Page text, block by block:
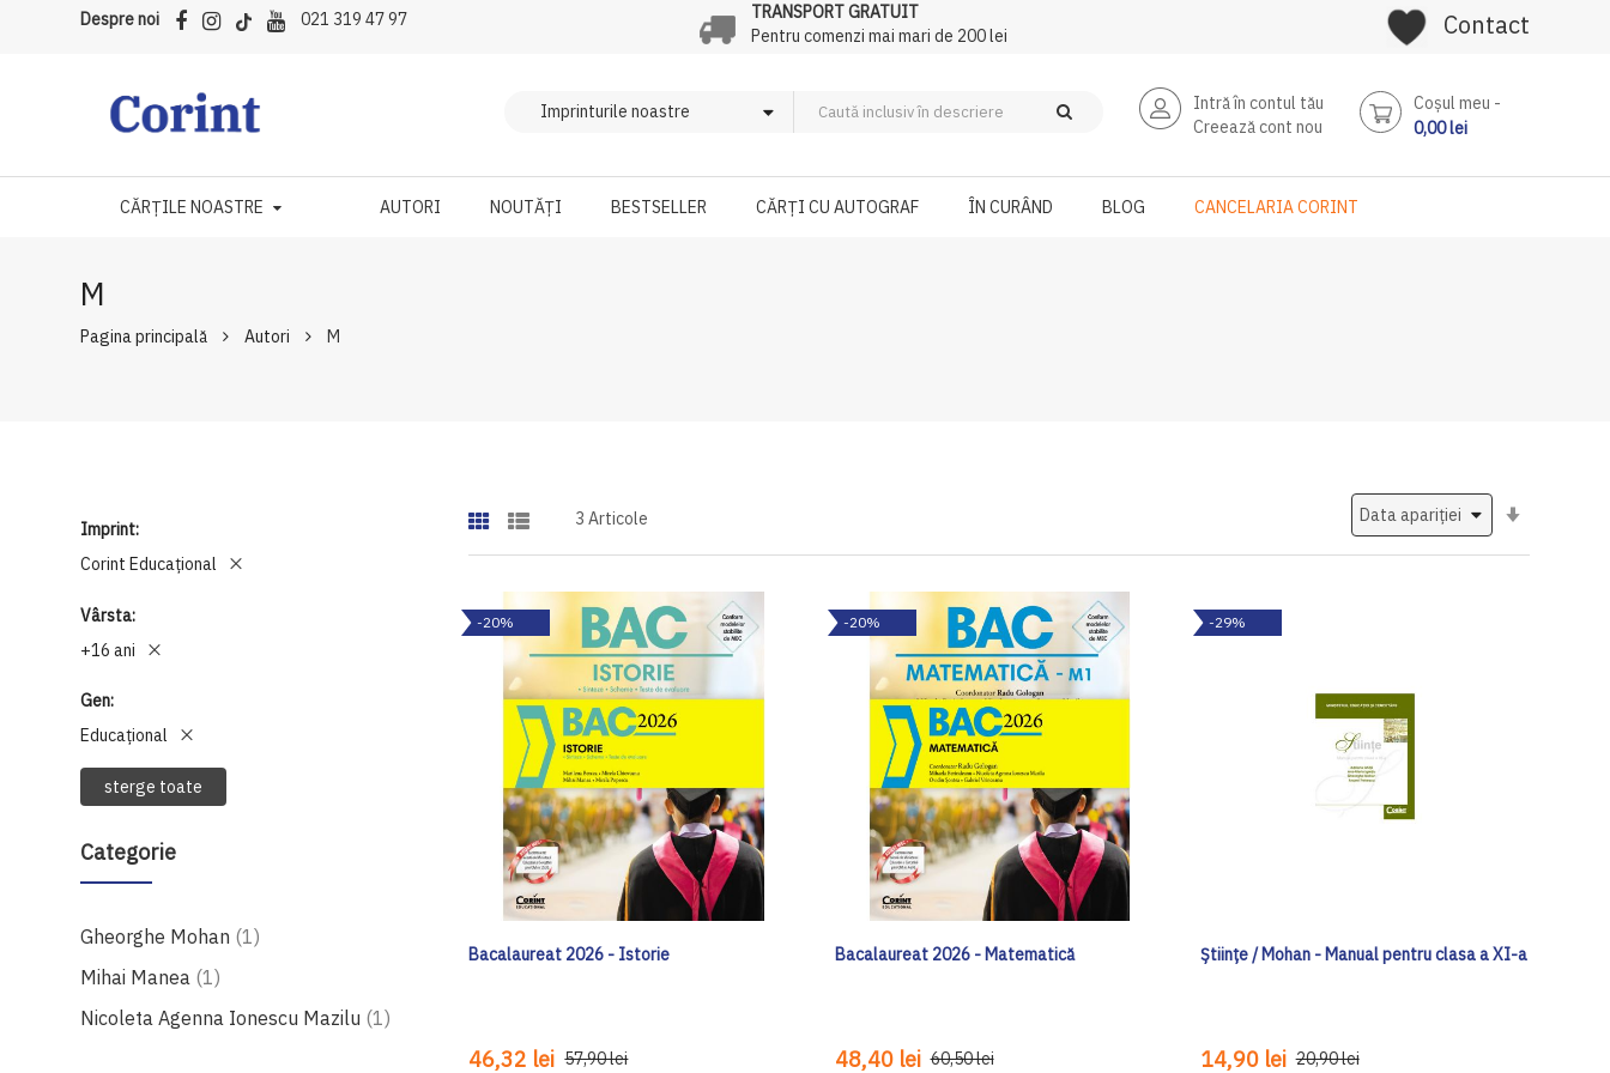
Despre noi 021 319 47 97
TRANSPORT GRATUIT
Pentru comenzi mai mari de 200 lei
Contact
Intră în contul tău
Creează cont nou
Coşul meu
0,00 lei
CĂRȚILE NOASTRE AUTORI NOUTĂȚI BESTSELLER CĂRȚI CU AUTOGRAF ÎN CURÂND BLOG CANCELARIA CORINT
M
Pagina principală Autori M
Imprint
Corint Educaţional
Vârsta
+16 ani
Gen
Educațional
sterge toate
Categorie
Gheorghe Mohan 1produs
Mihai Manea 1produs
Nicoleta Agenna Ionescu Mazilu 1produs
3 Articole
-20%
Bacalaureat 2026 - Istorie
46,32 lei 57,90 lei
-20%
Bacalaureat 2026 - Matematică
48,40 lei 60,50 lei
-29%
Ştiinţe / Mohan - Manual pentru clasa a XI-a
14,90 lei 20,90 lei